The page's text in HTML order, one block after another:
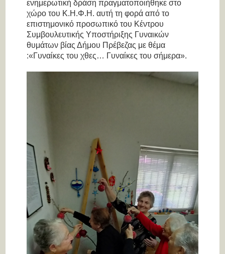
ενημερωτική δράση πραγματοποιήθηκε στο
χώρο του Κ.Η.Φ.Η. αυτή τη φορά από το
επιστημονικό προσωπικό του Κέντρου
Συμβουλευτικής Υποστήριξης Γυναικών
θυμάτων βίας Δήμου Πρέβεζας με θέμα
:«Γυναίκες του χθες… Γυναίκες του σήμερα».